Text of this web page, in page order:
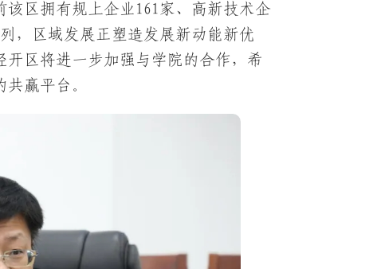
区拥有规上企业161家、高新技术企
，区域发展正塑造发展新动能新优
区将进一步加强与学院的合作，希
赢平台。